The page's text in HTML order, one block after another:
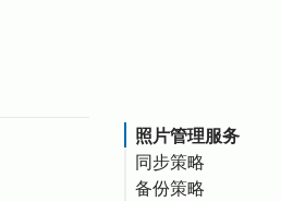
照片管理服务
同步策略
备份策略